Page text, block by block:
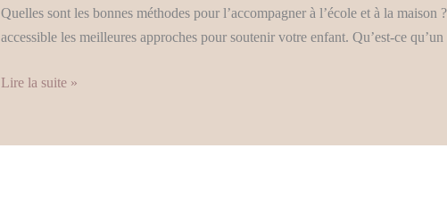
Quelles sont les bonnes méthodes pour l’accompagner à l’école et à la
accessible les meilleures approches pour soutenir votre enfant. Qu’est-ce
Haut
Potentiel
Thérapies
Lire la suite »